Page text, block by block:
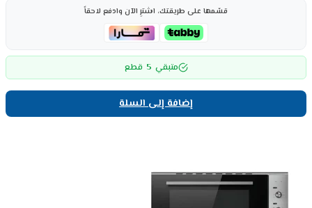
قسّمها على طريقتك، اشترِ الآن وادفع لاحقاً
متبقي 5 قطع
إضافة إلى السلة